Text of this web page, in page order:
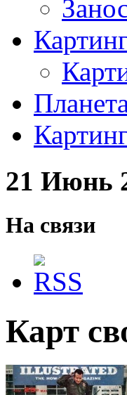
21 Июнь
На связи
Карт